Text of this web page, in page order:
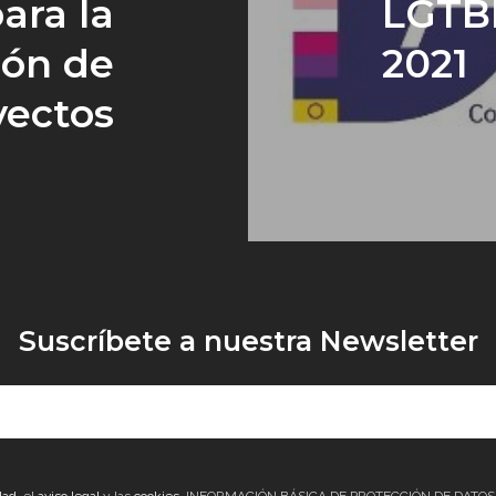
la
de
2021
Suscríbete a nuestra Newsletter